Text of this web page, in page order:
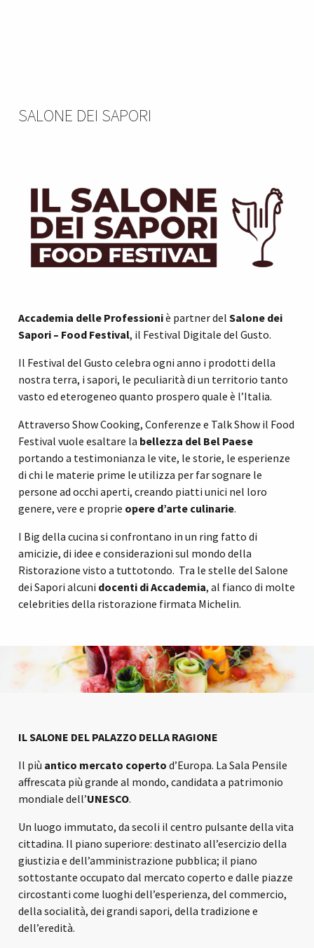
SALONE DEI SAPORI
Accademia delle Professioniè partner del Salone dei
Sapori – Food Festival, il Festival Digitale del Gusto.
Il Festival del Gusto celebra ogni anno i prodotti della
nostra terra, i sapori, le peculiarità di un territorio tanto
vasto ed eterogeneo quanto prospero quale è l’Italia.
Attraverso Show Cooking, Conferenze e Talk Show il Food
Festival vuole esaltare la bellezza del Bel Paese
portando a testimonianza le vite, le storie, le esperienze
di chi le materie prime le utilizza per far sognare le
persone ad occhi aperti, creando piatti unici nel loro
genere, vere e proprie opere d’arte culinarie.
I Big della cucina si confrontano in un ring fatto di
amicizie, di idee e considerazioni sul mondo della
Ristorazione visto a tuttotondo. Tra le stelle del Salone
dei Sapori alcuni docenti di Accademia, al fianco di molte
celebrities della ristorazione firmata Michelin.
IL SALONE DEL PALAZZO DELLA RAGIONE
Il più antico mercato coperto d’Europa. La Sala Pensile
affrescata più grande al mondo, candidata a patrimonio
mondiale dell’UNESCO.
Un luogo immutato, da secoli il centro pulsante della vita
cittadina. Il piano superiore: destinato all’esercizio della
giustizia e dell’amministrazione pubblica; il piano
sottostante occupato dal mercato coperto e dalle piazze
circostanti come luoghi dell’esperienza, del commercio,
della socialità, dei grandi sapori, della tradizione e
dell’eredità.